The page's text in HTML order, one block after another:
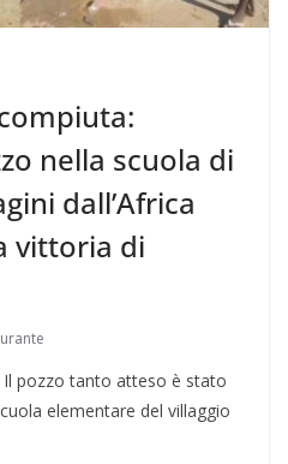
nella scuola di
dall’Africa
vittoria di
pozzo tanto atteso è stato
elementare del villaggio